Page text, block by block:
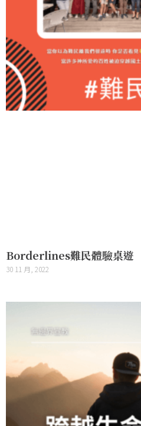
Borderlines難民體驗桌遊
30 11 月, 2022